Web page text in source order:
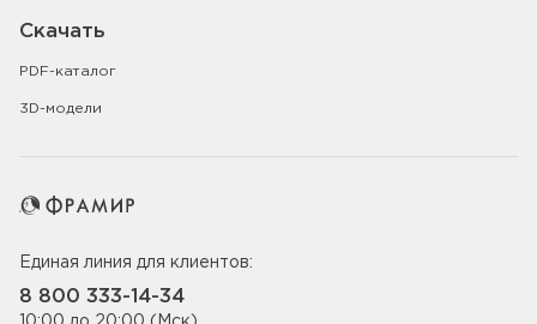
Скачать
PDF-каталог
3D-модели
Единая линия для клиентов:
8 800 333-14-34